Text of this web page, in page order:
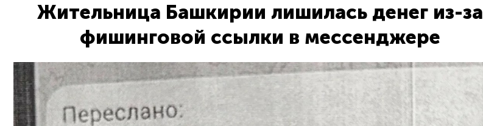
Жительница Башкирии лишилась денег из-за
фишинговой ссылки в мессенджере